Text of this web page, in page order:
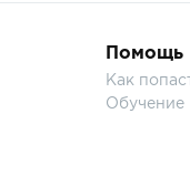
Помощь
Как
Обучение